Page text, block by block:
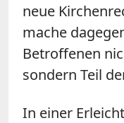
neue
mache
Betroffenen
sondern Teil
In einer